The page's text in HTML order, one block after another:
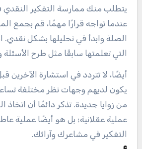
يتطلب منك ممارسة التفكير النقدي
عندما تواجه قرارًا مهمًا، قم بجمع
الصلة وابدأ في تحليلها بشكل
التي تعلمتها سابقًا مثل طرح
أيضًا، لا تتردد في استشارة الآخرين
يكون لديهم وجهات نظر مختلفة
من زوايا جديدة. تذكر دائمًا أن اتخاذ
عملية عقلانية؛ بل هو أيضًا عملية
التفكير في مشاعرك وآرائك.